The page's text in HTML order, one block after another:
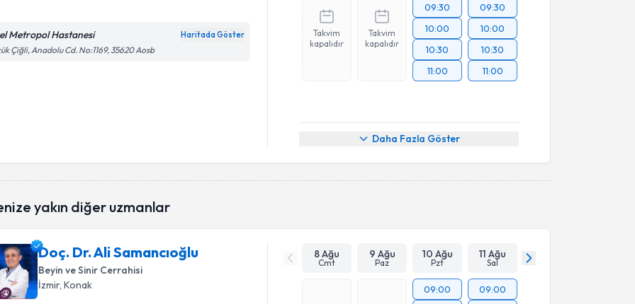
Metropol Hastanesi Haritada Göster
Çiğli, Anadolu Cd. No:1169, 35620 Aosb
Takvim
kapalıdır
Takvim
kapalıdır
09:30
10:00
10:30
11:00
09:30
10:00
10:30
11:00
Daha Fazla Göster
yakın diğer uzmanlar
Doç. Dr. Ali Samancıoğlu
Beyin ve Sinir Cerrahisi
İzmir, Konak
8 Ağu
Cmt
9 Ağu
Paz
10 Ağu
Pzt
11 Ağu
Sal
09:00
09:00